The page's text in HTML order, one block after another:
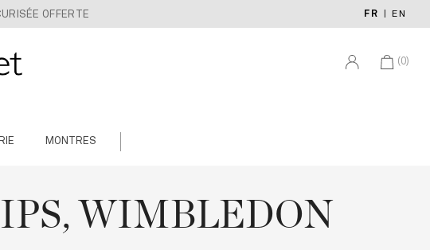
OFFERTE FR EN
(0)
MONTRES
WIMBLEDON